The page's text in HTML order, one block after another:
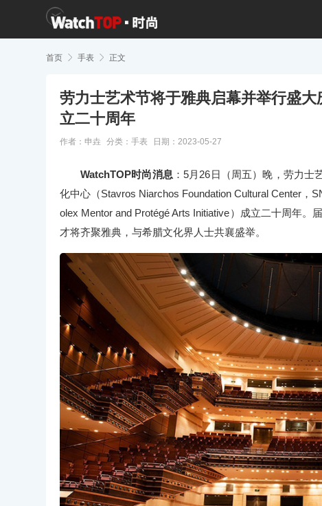
首页  手表  正文
劳力士艺术节将于雅典启幕并举行盛
立二十周年
作者：申垚 分类： 手表 日期：2023-05-27
WatchTOP时尚消息 ：5月26日（周五）晚，劳力士
化中心（Stavros Niarchos Foundation Cultural Center
olex Mentor and Protégé Arts Initiative）成立二十周年
才将齐聚雅典，与希腊文化界人士共襄盛举。